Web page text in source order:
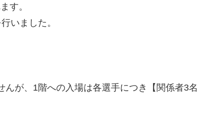
す。
いました。
が、1階への入場は各選手につき【関係者3名